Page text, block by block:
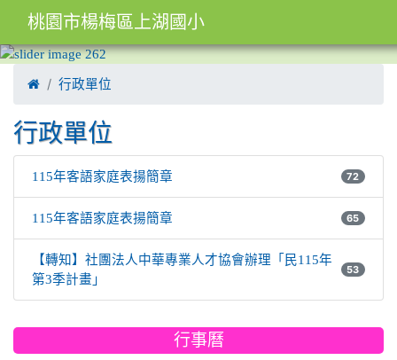
 行政單位
行政單位
115年客語家庭表揚簡章 72
115年客語家庭表揚簡章 65
【轉知】社團法人中華專業人才協會辦理「民115年
第3季計畫」
53
行事曆
桃園市楊梅區上湖國小